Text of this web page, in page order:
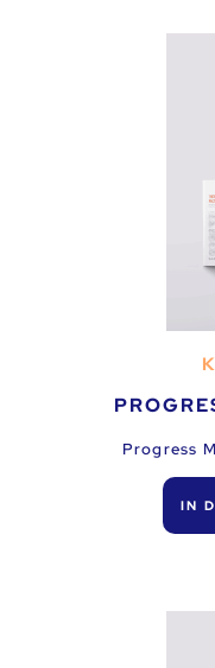
Progress
IN